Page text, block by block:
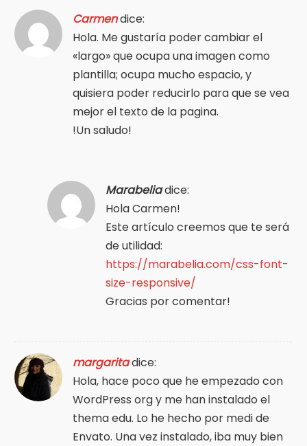
Carmendice:
Hola. Me gustaría poder cambiar el
«largo» que ocupa una imagen como
plantilla; ocupa mucho espacio, y
quisiera poder reducirlo para que se vea
mejor el texto de la pagina.
!Un saludo!
Marabeliadice:
Hola Carmen!
Este artículo creemos que te será
de utilidad:
https://marabelia.com/css-font-
size-responsive/
Gracias por comentar!
margaritadice:
Hola, hace poco que he empezado con
WordPress org y me han instalado el
thema edu. Lo he hecho por medi de
Envato. Una vez instalado, iba muy bien